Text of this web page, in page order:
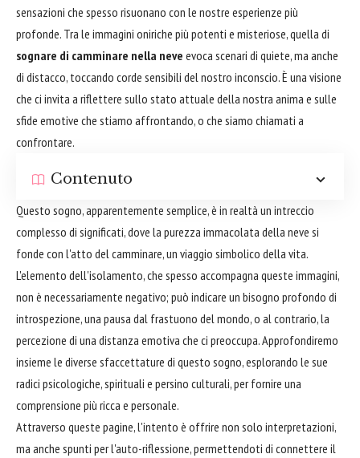
sensazioni che spesso risuonano con le nostre esperienze più
profonde. Tra le immagini oniriche più potenti e misteriose, quella di
sognare di camminare nella neve evoca scenari di quiete, ma anche
di distacco, toccando corde sensibili del nostro inconscio. È una visione
che ci invita a riflettere sullo stato attuale della nostra anima e sulle
sfide emotive che stiamo affrontando, o che siamo chiamati a
confrontare.
Contenuto
Questo sogno, apparentemente semplice, è in realtà un intreccio
complesso di significati, dove la purezza immacolata della neve si
fonde con l'atto del camminare, un viaggio simbolico della vita.
L'elemento dell'isolamento, che spesso accompagna queste immagini,
non è necessariamente negativo; può indicare un bisogno profondo di
introspezione, una pausa dal frastuono del mondo, o al contrario, la
percezione di una distanza emotiva che ci preoccupa. Approfondiremo
insieme le diverse sfaccettature di questo sogno, esplorando le sue
radici psicologiche, spirituali e persino culturali, per fornire una
comprensione più ricca e personale.
Attraverso queste pagine, l'intento è offrire non solo interpretazioni,
ma anche spunti per l'auto-riflessione, permettendoti di connettere il